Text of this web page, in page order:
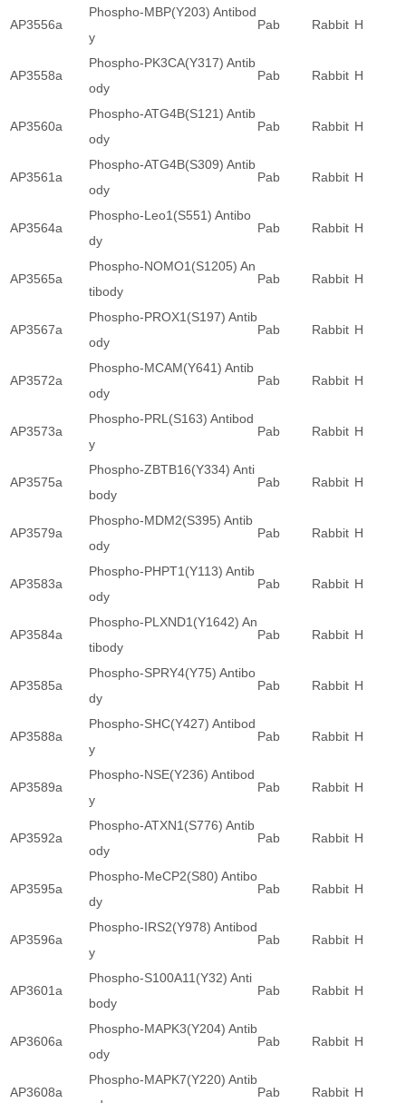
AP3556a
Phospho-MBP(Y203) Antibod
y
Pab Rabbit H
AP3558a
Phospho-PK3CA(Y317) Antib
ody
Pab Rabbit H
AP3560a
Phospho-ATG4B(S121) Antib
ody
Pab Rabbit H
AP3561a
Phospho-ATG4B(S309) Antib
ody
Pab Rabbit H
AP3564a
Phospho-Leo1(S551) Antibo
dy
Pab Rabbit H
AP3565a
Phospho-NOMO1(S1205) An
tibody
Pab Rabbit H
AP3567a
Phospho-PROX1(S197) Antib
ody
Pab Rabbit H
AP3572a
Phospho-MCAM(Y641) Antib
ody
Pab Rabbit H
AP3573a
Phospho-PRL(S163) Antibod
y
Pab Rabbit H
AP3575a
Phospho-ZBTB16(Y334) Anti
body
Pab Rabbit H
AP3579a
Phospho-MDM2(S395) Antib
ody
Pab Rabbit H
AP3583a
Phospho-PHPT1(Y113) Antib
ody
Pab Rabbit H
AP3584a
Phospho-PLXND1(Y1642) An
tibody
Pab Rabbit H
AP3585a
Phospho-SPRY4(Y75) Antibo
dy
Pab Rabbit H
AP3588a
Phospho-SHC(Y427) Antibod
y
Pab Rabbit H
AP3589a
Phospho-NSE(Y236) Antibod
y
Pab Rabbit H
AP3592a
Phospho-ATXN1(S776) Antib
ody
Pab Rabbit H
AP3595a
Phospho-MeCP2(S80) Antibo
dy
Pab Rabbit H
AP3596a
Phospho-IRS2(Y978) Antibod
y
Pab Rabbit H
AP3601a
Phospho-S100A11(Y32) Anti
body
Pab Rabbit H
AP3606a
Phospho-MAPK3(Y204) Antib
ody
Pab Rabbit H
AP3608a
Phospho-MAPK7(Y220) Antib
Pab Rabbit H